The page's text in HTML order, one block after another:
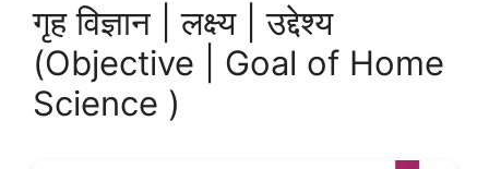
गृह विज्ञान | लक्ष्य | उद्देश्य
(Objective | Goal of Home
Science )